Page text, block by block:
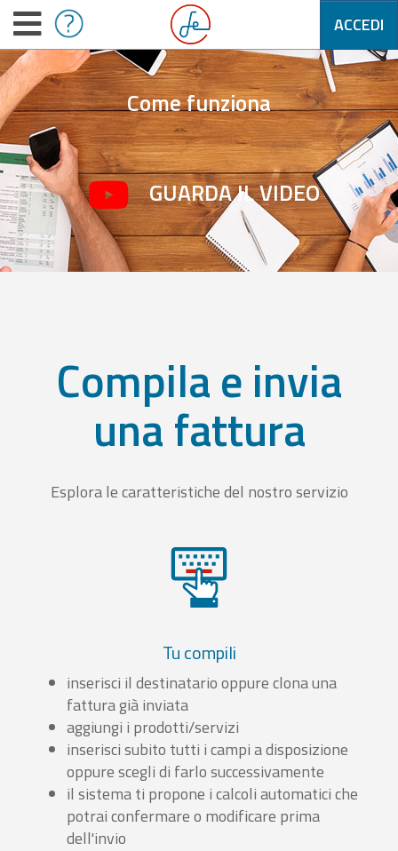
ACCEDI
Come funziona
GUARDA IL VIDEO
Compila e invia
una fattura
Esplora le caratteristiche del nostro servizio
Tu compili
inserisci il destinatario oppure clona una
fattura già inviata
aggiungi i prodotti/servizi
inserisci subito tutti i campi a disposizione
oppure scegli di farlo successivamente
il sistema ti propone i calcoli automatici che
potrai confermare o modificare prima
dell'invio